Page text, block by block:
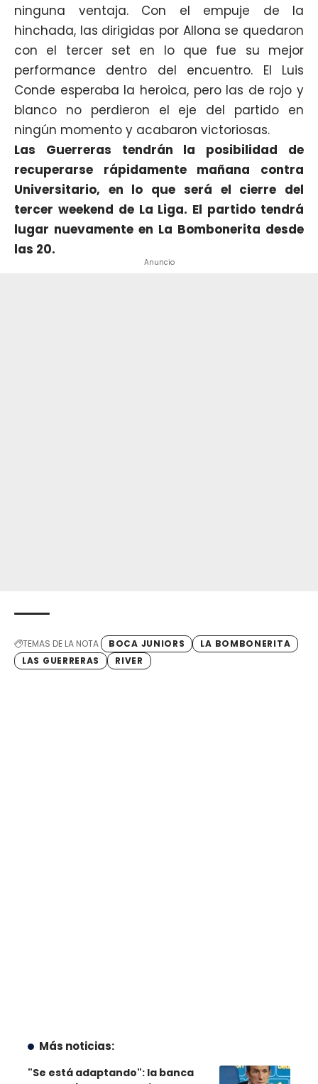
ninguna ventaja. Con el empuje de la
hinchada, las dirigidas por Allona se quedaron
con el tercer set en lo que fue su mejor
performance dentro del encuentro. El Luis
Conde esperaba la heroica, pero las de rojo y
blanco no perdieron el eje del partido en
ningún momento y acabaron victoriosas.
Las Guerreras tendrán la posibilidad de
recuperarse rápidamente mañana contra
Universitario, en lo que será el cierre del
tercer weekend de La Liga. El partido tendrá
lugar nuevamente en La Bombonerita desde
las 20.
Anuncio
TEMAS DE LA NOTA BOCA JUNIORS
LA BOMBONERITA
LAS GUERRERAS
RIVER
Más noticias:
"Se está adaptando": la banca